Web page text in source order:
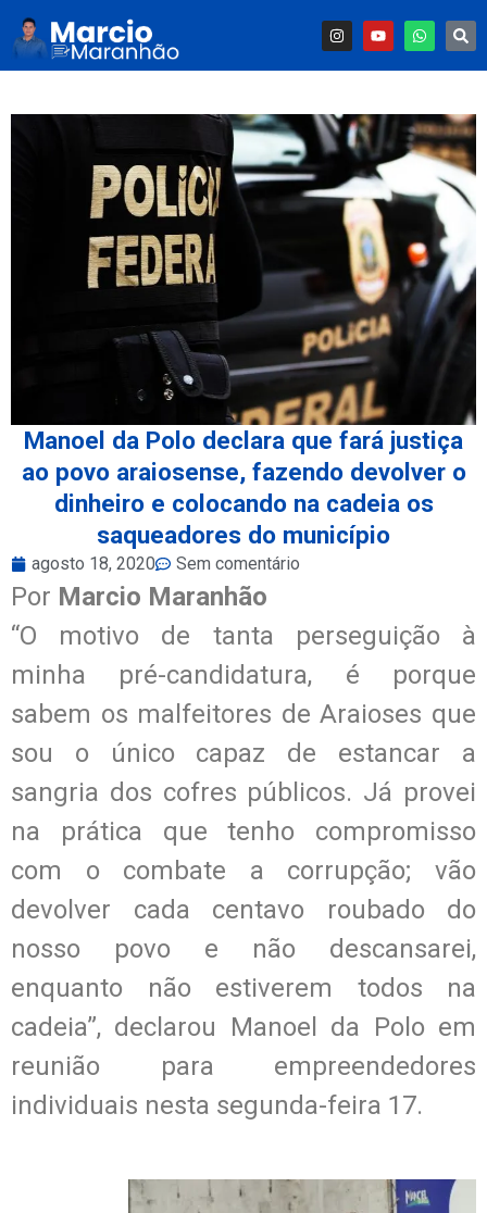
Manoel da Polo declara que fará justiça
ao povo araiosense, fazendo devolver o
dinheiro e colocando na cadeia os
saqueadores do município
agosto 18, 2020 Sem comentário
Por Marcio Maranhão
“O motivo de tanta perseguição à
minha pré-candidatura, é porque
sabem os malfeitores de Araioses que
sou o único capaz de estancar a
sangria dos cofres públicos. Já provei
na prática que tenho compromisso
com o combate a corrupção; vão
devolver cada centavo roubado do
nosso povo e não descansarei,
enquanto não estiverem todos na
cadeia”, declarou Manoel da Polo em
reunião para empreendedores
individuais nesta segunda-feira 17.